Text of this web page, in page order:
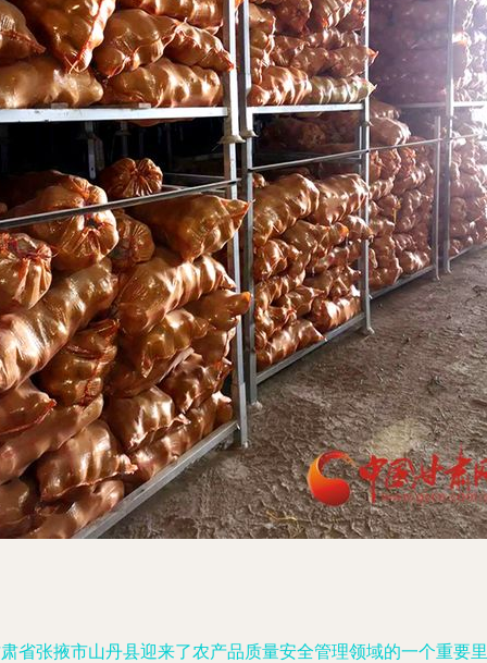
省张掖市山丹县迎来了农产品质量安全管理领域的一个重要里